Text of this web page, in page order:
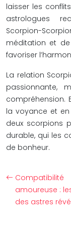
laisser les
astrologues
Scorpion-
méditation et
favoriser
La relation
passionnante,
compréhension.
la voyance et
deux scorpions
durable, qui les
de bonheur.
Compatibilité
amoureuse :
des astres